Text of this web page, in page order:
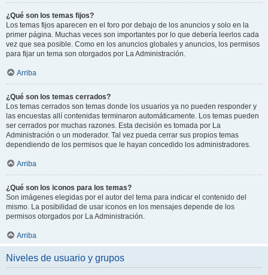
¿Qué son los temas fijos?
Los temas fijos aparecen en el foro por debajo de los anuncios y solo en la
primer página. Muchas veces son importantes por lo que debería leerlos cada
vez que sea posible. Como en los anuncios globales y anuncios, los permisos
para fijar un tema son otorgados por La Administración.
Arriba
¿Qué son los temas cerrados?
Los temas cerrados son temas donde los usuarios ya no pueden responder y
las encuestas allí contenidas terminaron automáticamente. Los temas pueden
ser cerrados por muchas razones. Esta decisión es tomada por La
Administración o un moderador. Tal vez pueda cerrar sus propios temas
dependiendo de los permisos que le hayan concedido los administradores.
Arriba
¿Qué son los iconos para los temas?
Son imágenes elegidas por el autor del tema para indicar el contenido del
mismo. La posibilidad de usar iconos en los mensajes depende de los
permisos otorgados por La Administración.
Arriba
Niveles de usuario y grupos